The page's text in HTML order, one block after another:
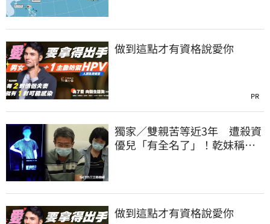
做到這點才有資格說愛你
PR
獨家／雙親苦等近3年 遭殺資
優兒「有全名了」！乾妹稱賠
做到這點才有資格說愛你